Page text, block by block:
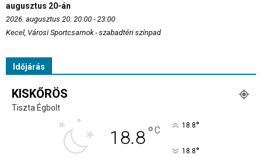
augusztus 20-án
2026. augusztus 20. 20:00 - 23:00
Kecel, Városi Sportcsarnok - szabadtéri színpad
Időjárás
KISKŐRÖS
Tiszta Égbolt
18.8°C 18.8°
18.8°